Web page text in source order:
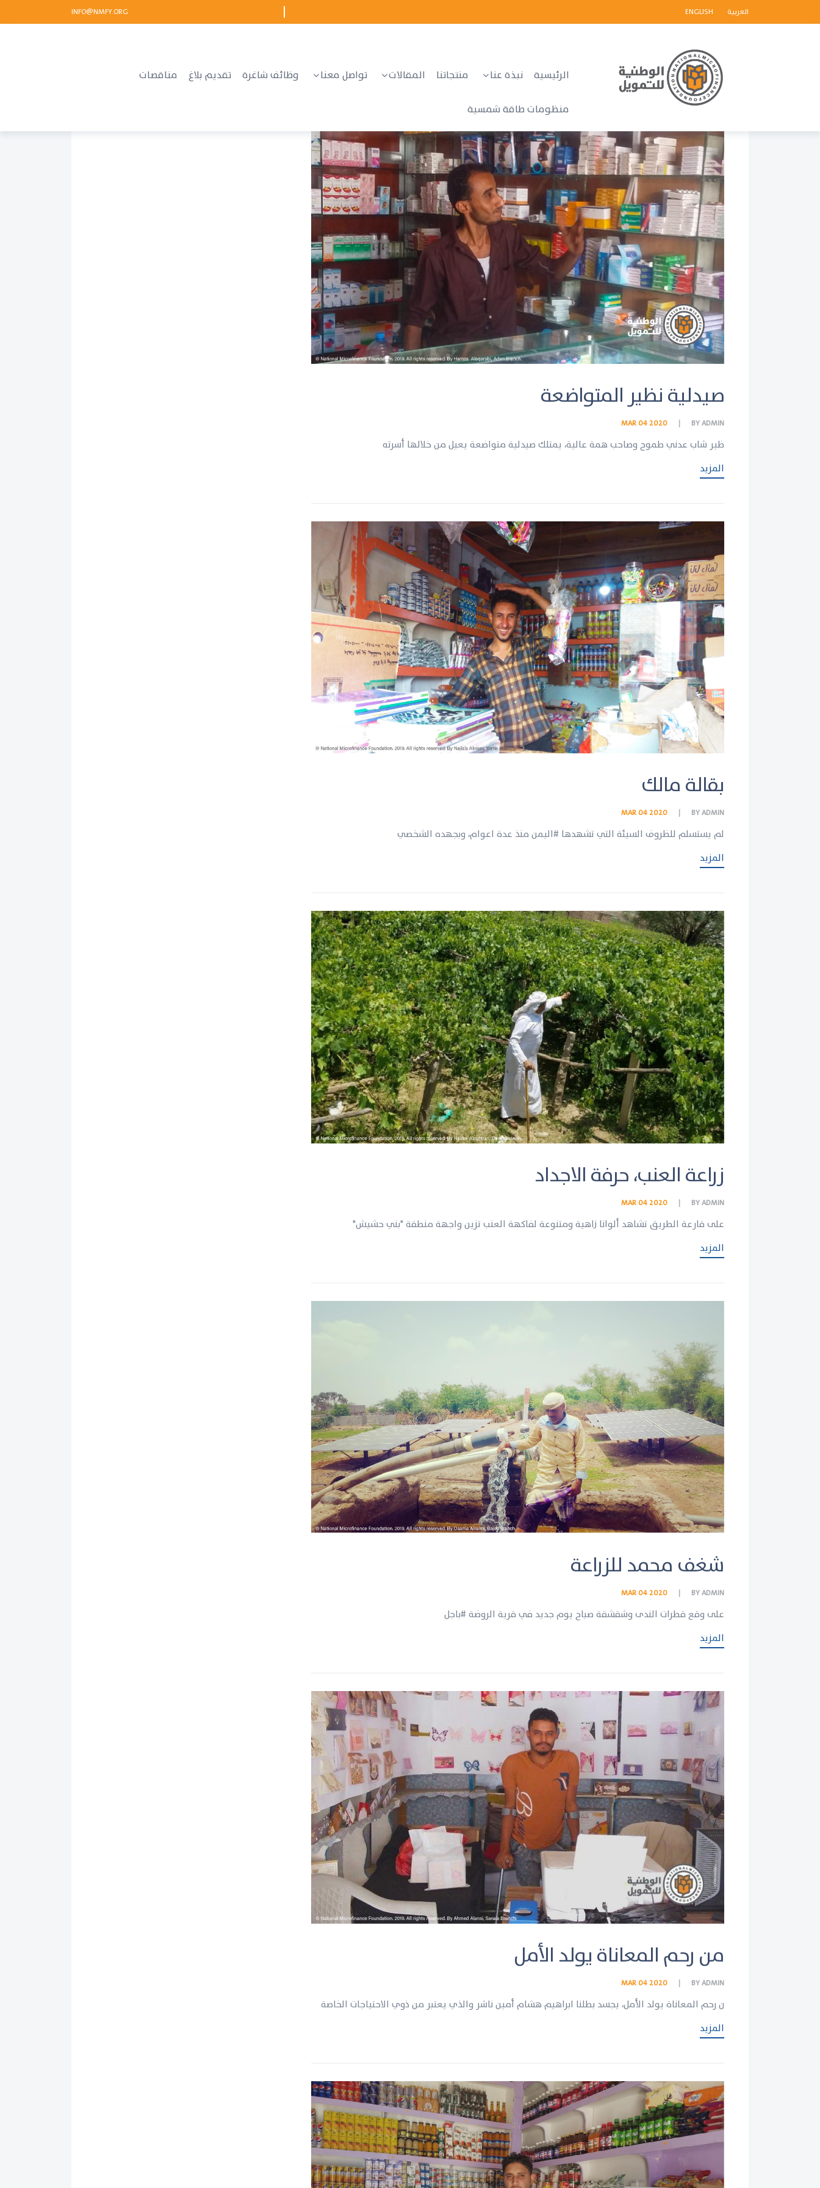
INFO@NMFY.ORG ENGLISH العربية
الرئيسية نبذة عنا منتجاتنا المقالات تواصل معنا وظائف شاغرة تقديم بلاغ مناقصات
منظومات طاقة شمسية
صيدلية نظير المتواضعة
MAR 04 2020 BYADMIN
ظير شاب عدني طموح وصاحب همة عالية، يمتلك صيدلية متواضعة يعيل من خلالها أسرته
المزيد
بقالة مالك
MAR 04 2020 BYADMIN
لم يستسلم للظروف السيئة التي تشهدها #اليمن منذ عدة اعوام، وبجهده الشخصي
المزيد
زراعة العنب، حرفة الاجداد
MAR 04 2020 BYADMIN
على قارعة الطريق تشاهد ألوانا زاهية ومتنوعة لفاكهة العنب تزين واجهة منطقة "بني حشيش"
المزيد
شغف محمد للزراعة
MAR 04 2020 BYADMIN
على وقع قطرات الندى وشقشقة صباح يوم جديد في قرية الروضة #باجل
المزيد
من رحم المعاناة يولد الأمل
MAR 04 2020 BYADMIN
ن رحم المعاناة يولد الأمل، يجسد بطلنا ابراهيم هشام أمين ناشر والذي يعتبر من ذوي الاحتياجات الخاصة
المزيد